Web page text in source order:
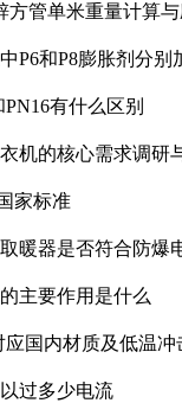
方管单米重量计算
P6和P8膨胀剂分别
有什么区别
机的核心需求调研
家标准
暖器是否符合防爆
主要作用是什么
应国内材质及低温
过多少电流